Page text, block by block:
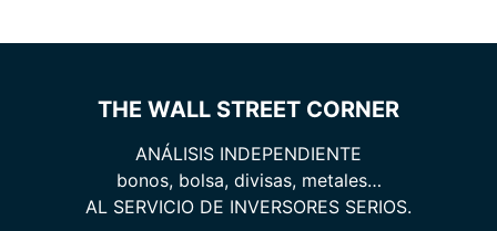
THE WALL STREET CORNER
ANÁLISIS INDEPENDIENTE
bonos, bolsa, divisas, metales…
AL SERVICIO DE INVERSORES SERIOS.